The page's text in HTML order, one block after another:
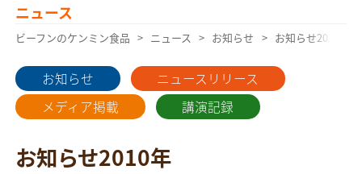
ニュース
ビーフンのケンミン食品 ニュース お知らせ お知らせ2010年
お知らせ
ニュースリリース
メディア掲載
講演記録
お知らせ2010年